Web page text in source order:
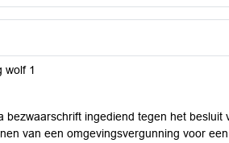
wolf 1
ingediend tegen het besluit
van een omgevingsvergunning voor